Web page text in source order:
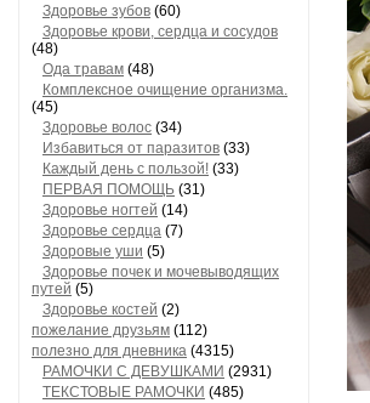
Здоровье зубов (60)
Здоровье крови, сердца и сосудов
(48)
Ода травам (48)
Комплексное очищение организма.
(45)
Здоровье волос (34)
Избавиться от паразитов (33)
Каждый день с пользой! (33)
ПЕРВАЯ ПОМОЩЬ (31)
Здоровье ногтей (14)
Здоровье сердца (7)
Здоровые уши (5)
Здоровье почек и мочевыводящих
путей (5)
Здоровье костей (2)
пожелание друзьям (112)
полезно для дневника (4315)
РАМОЧКИ С ДЕВУШКАМИ (2931)
ТЕКСТОВЫЕ РАМОЧКИ (485)